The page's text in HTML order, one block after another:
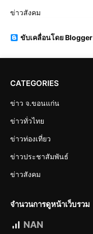
ข่าวสังคม
ขับเคลื่อนโดย Blogger
CATEGORIES
ข่าว จ.ขอนแก่น
ข่าวทั่วไทย
ข่าวท่องเที่ยว
ข่าวประชาสัมพันธ์
ข่าวสังคม
จำนวนการดูหน้าเว็บรวม
NAN